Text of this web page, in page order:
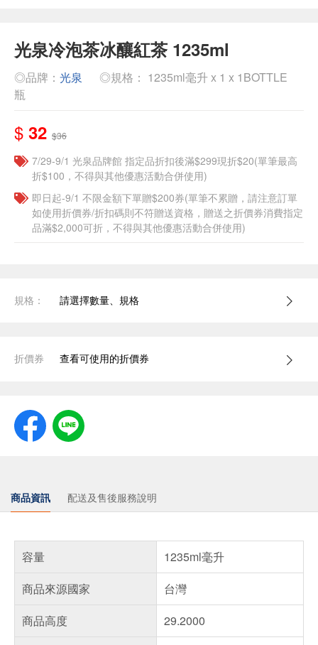
光泉冷泡茶冰釀紅茶 1235ml
◎品牌： 光泉
◎規格： 1235ml毫升 x 1 x 1BOTTLE
瓶
$ 32 $36
7/29-9/1 光泉品牌館 指定品折扣後滿$299現折$20(單筆最高
折$100，不得與其他優惠活動合併使用)
即日起-9/1 不限金額下單贈$200券(單筆不累贈，請注意訂單
如使用折價券/折扣碼則不符贈送資格，贈送之折價券消費指定
品滿$2,000可折，不得與其他優惠活動合併使用)
規格： 請選擇數量、規格
折價券 查看可使用的折價券
商品資訊 配送及售後服務說明
容量
1235ml毫升
商品來源國家
台灣
商品高度
29.2000